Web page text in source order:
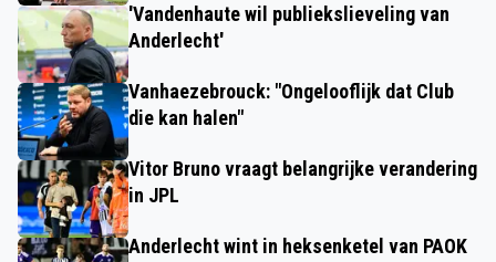
'Vandenhaute wil publiekslieveling van
Anderlecht'
Vanhaezebrouck: "Ongelooflijk dat Club
die kan halen"
Vitor Bruno vraagt belangrijke verandering
in JPL
Anderlecht wint in heksenketel van PAOK